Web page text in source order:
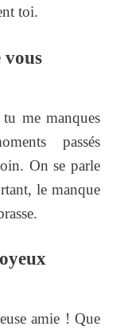
toi.
vous
me manques
passés
On se parle
le manque
amie ! Que